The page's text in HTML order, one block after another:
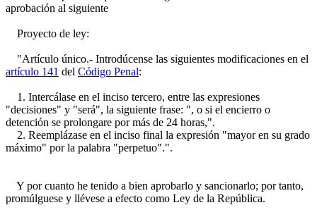
aprobación al siguiente
Proyecto de ley:
"Artículo único.- Introdúcense las siguientes modificaciones en el
artículo 141 del Código Penal:
1. Intercálase en el inciso tercero, entre las expresiones
"decisiones" y "será", la siguiente frase: ", o si el encierro o
detención se prolongare por más de 24 horas,".
2. Reemplázase en el inciso final la expresión "mayor en su grado
máximo" por la palabra "perpetuo".".
Y por cuanto he tenido a bien aprobarlo y sancionarlo; por tanto,
promúlguese y llévese a efecto como Ley de la República.